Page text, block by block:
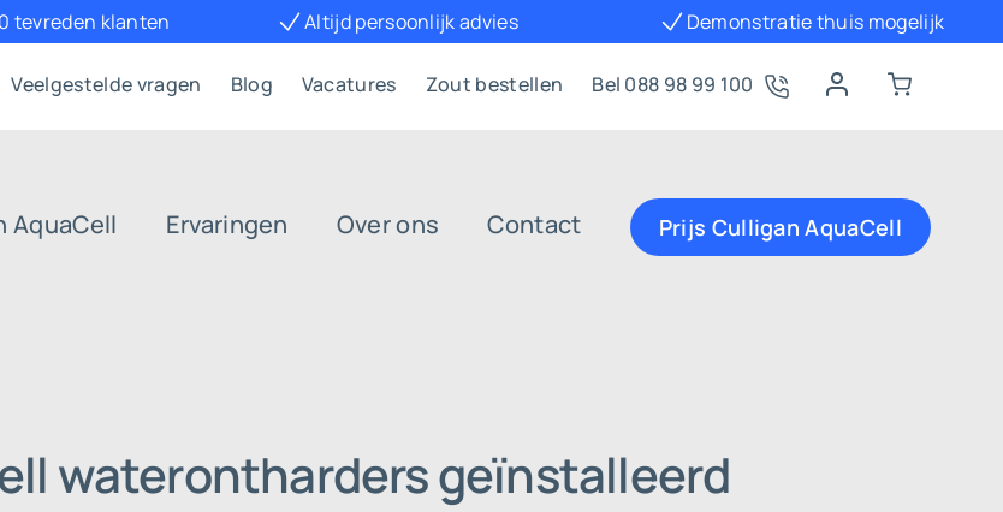
tevreden klanten Altijd persoonlijk advies Demonstratie thuis mogelijk
Veelgestelde vragen Blog Vacatures Zout bestellen Bel 088 98 99 100
AquaCell Ervaringen Over ons Contact Prijs Culligan AquaCell
waterontharders geïnstalleerd